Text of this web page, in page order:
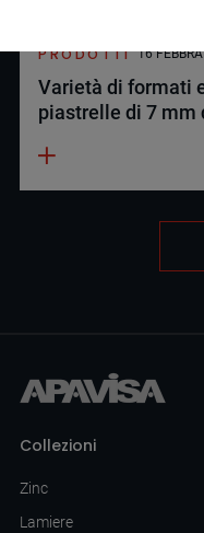
PRODOTTI 16
Varietà di formati
piastrelle di 7 mm
Collezioni
Zinc
Lamiere